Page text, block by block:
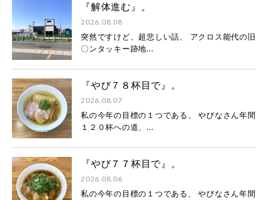
『解体進む』。
2026.08.08
突然ですけど、超悲しい話、 アクロス能代の旧
〇ンタッキー跡地...
『やび７８杯目で』。
2026.08.07
私の今年の目標の１つである、 やびなさん年間
１２０杯への道、...
『やび７７杯目で』。
2026.08.06
私の今年の目標の１つである、 やびなさん年間